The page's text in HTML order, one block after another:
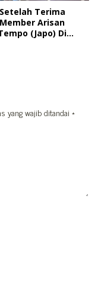
Terima
Arisan
(Japo) Di
yang wajib ditandai *